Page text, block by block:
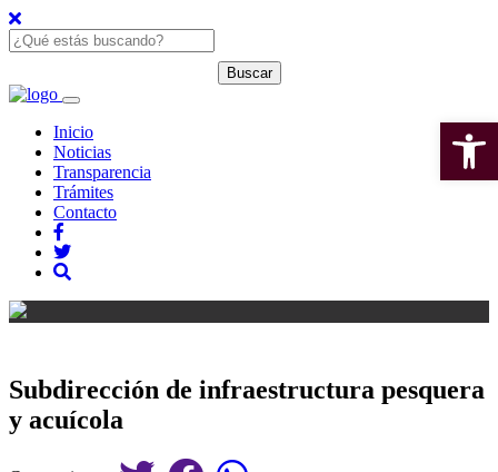
Inicio
Noticias
Transparencia
Trámites
Contacto
Subdirección de infraestructura pesquera
y acuícola